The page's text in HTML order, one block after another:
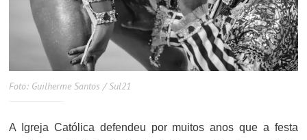
Foto: Guilherme Santos / Sul21
A Igreja Católica defendeu por muitos anos que a festa